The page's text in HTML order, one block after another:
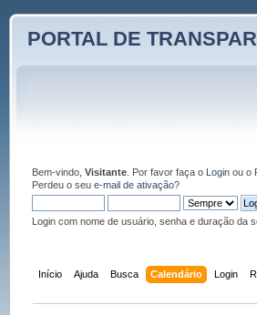
PORTAL DE
Bem-vindo, Visitante. Por favor faça o Loginou o
Perdeu o seu e-mail de ativação?
Login com nome de usuário, senha e duração da
Início Ajuda Busca Calendário Login